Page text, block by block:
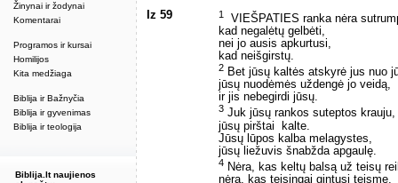
Žinynai ir žodynai
Komentarai
Programos ir kursai
Homilijos
Kita medžiaga
Biblija ir Bažnyčia
Biblija ir gyvenimas
Biblija ir teologija
Biblija.lt naujienos
Iz 59 1
VIEŠPATIES ranka nėra
kad negalėtų gelbėti,
nei jo ausis apkurtusi,
kad neišgirstų.
2 Bet jūsų kaltės atskyrė jus nuo
jūsų nuodėmės uždengė jo veidą,
ir jis nebegirdi jūsų.
3 Juk jūsų rankos suteptos krauju,
jūsų pirštai ­ kalte.
Jūsų lūpos kalba melagystes,
jūsų liežuvis šnabžda apgaulę.
4 Nėra, kas keltų balsą už teisų
nėra, kas teisingai gintųsi teisme.